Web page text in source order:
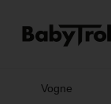
Vogne